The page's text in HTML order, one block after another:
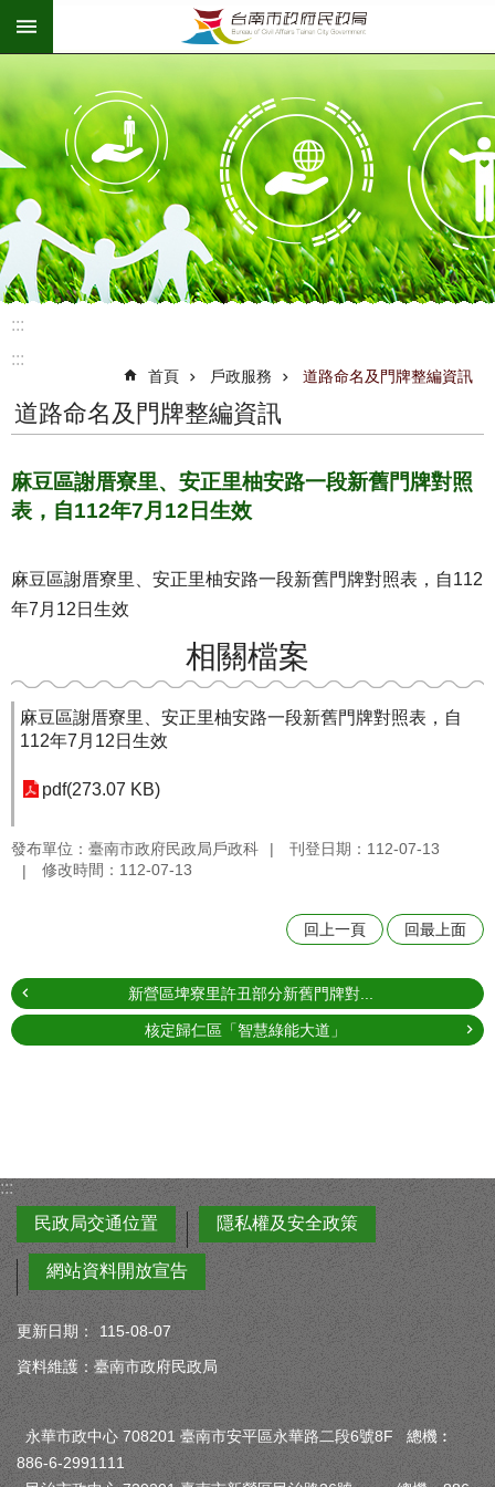
跳到主要內容區塊
:::
:::
首頁 戶政服務 道路命名及門牌整編資訊
道路命名及門牌整編資訊
麻豆區謝厝寮里、安正里柚安路一段新舊門牌對照
表，自112年7月12日生效
麻豆區謝厝寮里、安正里柚安路一段新舊門牌對照表，自112
年7月12日生效
相關檔案
麻豆區謝厝寮里、安正里柚安路一段新舊門牌對照表，自
112年7月12日生效
pdf(273.07 KB)
發布單位：臺南市政府民政局戶政科
刊登日期：112-07-13
修改時間：112-07-13
回上一頁 回最上面
新營區埤寮里許丑部分新舊門牌對...
核定歸仁區「智慧綠能大道」
:::
民政局交通位置
隱私權及安全政策
網站資料開放宣告
更新日期：
115-08-07
資料維護：臺南市政府民政局
永華市政中心 708201 臺南市安平區永華路二段6號8F 總機︰
886-6-2991111